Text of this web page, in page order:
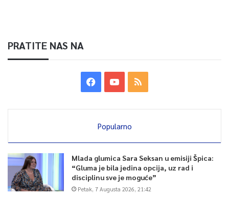
PRATITE NAS NA
Popularno
Mlada glumica Sara Seksan u emisiji Špica:
“Gluma je bila jedina opcija, uz rad i
disciplinu sve je moguće”
Petak, 7 Augusta 2026, 21:42